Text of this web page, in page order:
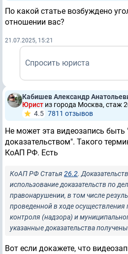
По какой статье возбуждено
отношении вас?
21.07.2025, 15:21
Спросить юриста
Кабишев Александр
Юрист из города Москва, стаж
4.5 7811 отзывов
Не может эта видеозапись
доказательством". Такого
КоАП РФ. Есть
КоАП РФ Статья 26.2.
использование доказательств по
правонарушении, в том числе
проведенной в ходе осуществления
контроля (надзора) и
указанные доказательства
Вот если докажете, что